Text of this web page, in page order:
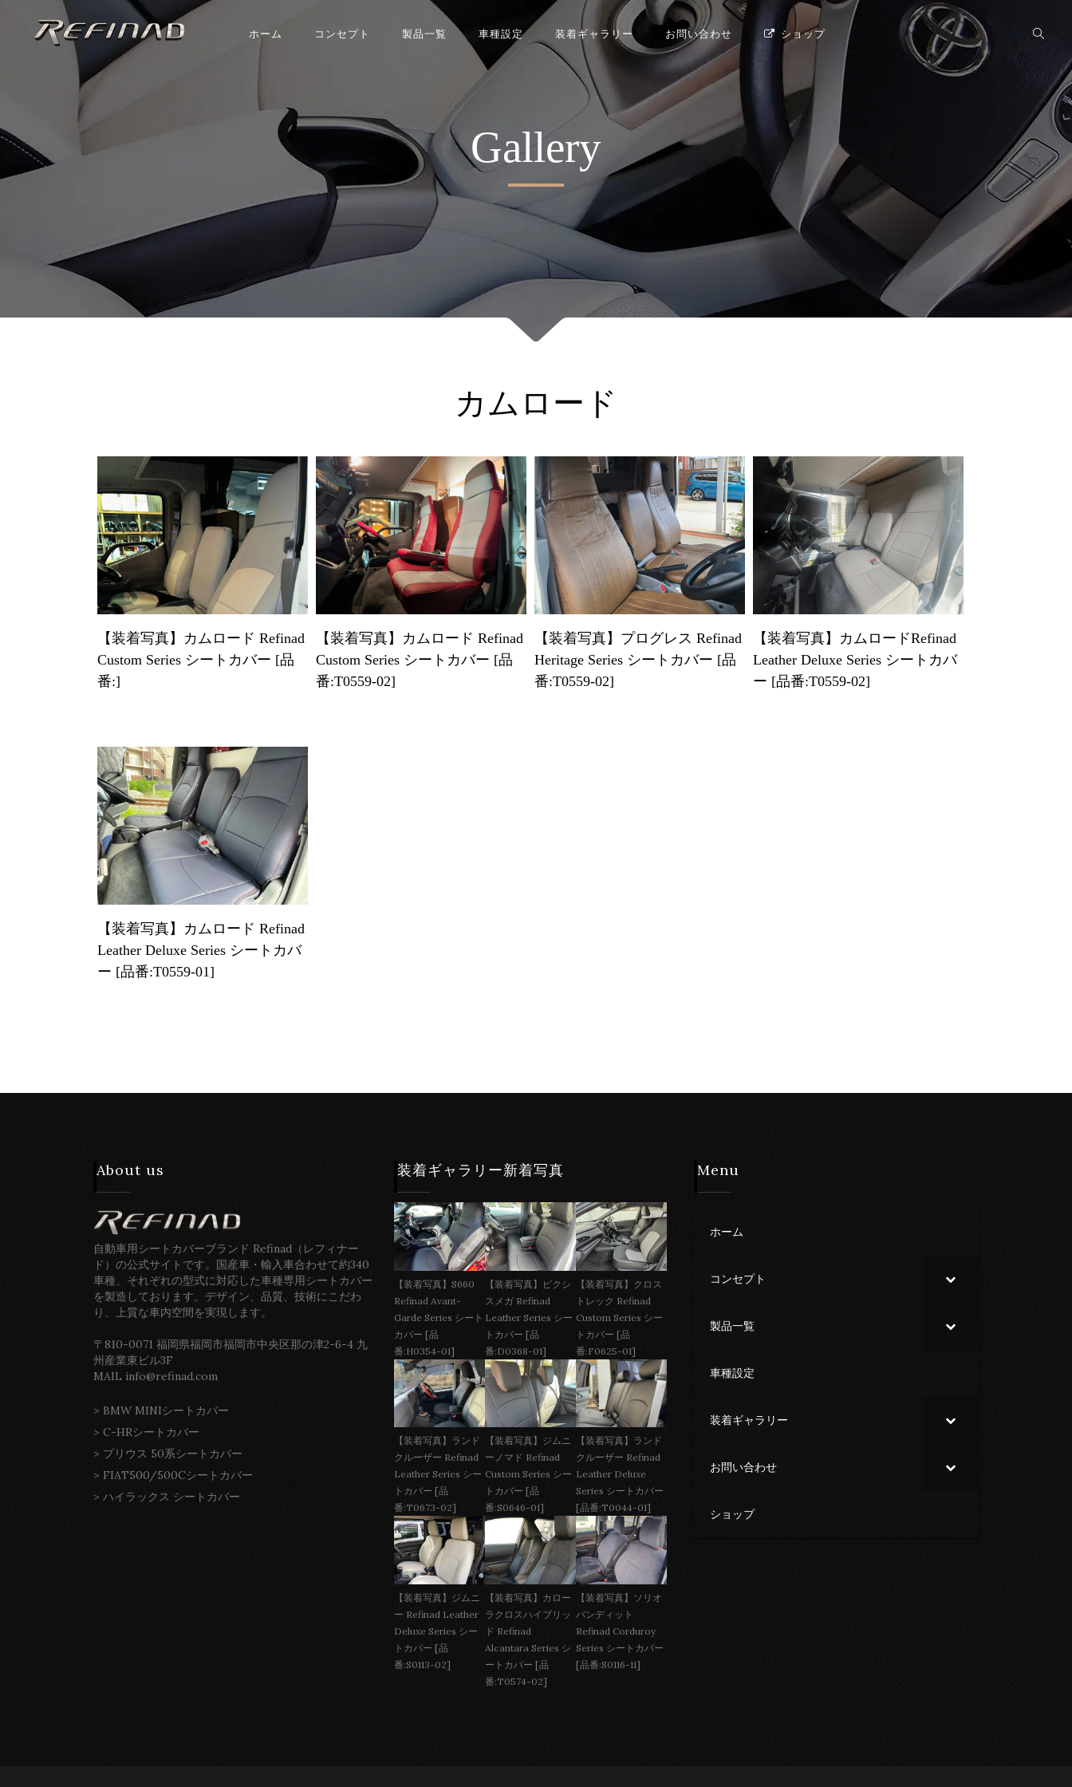
ホーム コンセプト 製品一覧 車種設定 装着ギャラリー お問い合わせ ショップ
Gallery
カムロード
【装着写真】カムロード Refinad
Custom Series シートカバー [品
番:]
【装着写真】カムロード Refinad
Custom Series シートカバー [品
番:T0559-02]
【装着写真】プログレス Refinad
Heritage Series シートカバー [品
番:T0559-02]
【装着写真】カムロードRefinad
Leather Deluxe Series シートカバ
ー [品番:T0559-02]
【装着写真】カムロード Refinad
Leather Deluxe Series シートカバ
ー [品番:T0559-01]
About us
自動車用シートカバーブランド Refinad（レフィナー
ド）の公式サイトです。国産車・輸入車合わせて約340
車種、それぞれの型式に対応した車種専用シートカバー
を製造しております。デザイン、品質、技術にこだわ
り、上質な車内空間を実現します。
〒810-0071 福岡県福岡市福岡市中央区那の津2-6-4 九
州産業東ビル3F
MAIL info@refinad.com
> BMW MINIシートカバー
> C-HRシートカバー
> プリウス 50系シートカバー
> FIAT500/500Cシートカバー
> ハイラックス シートカバー
装着ギャラリー新着写真
【装着写真】S660
Refinad Avant-
Garde Series シート
カバー [品
番:H0354-01]
【装着写真】ピクシ
スメガ Refinad
Leather Series シー
トカバー [品
番:D0368-01]
【装着写真】クロス
トレック Refinad
Custom Series シー
トカバー [品
番:F0625-01]
【装着写真】ランド
クルーザー Refinad
Leather Series シー
トカバー [品
番:T0673-02]
【装着写真】ジムニ
ーノマド Refinad
Custom Series シー
トカバー [品
番:S0646-01]
【装着写真】ランド
クルーザー Refinad
Leather Deluxe
Series シートカバー
[品番:T0044-01]
【装着写真】ジムニ
ー Refinad Leather
Deluxe Series シー
トカバー [品
番:S0113-02]
【装着写真】カロー
ラクロスハイブリッ
ド Refinad
Alcantara Series シ
ートカバー [品
番:T0574-02]
【装着写真】ソリオ
バンディット
Refinad Corduroy
Series シートカバー
[品番:S0116-11]
Menu
ホーム
コンセプト
製品一覧
車種設定
装着ギャラリー
お問い合わせ
ショップ